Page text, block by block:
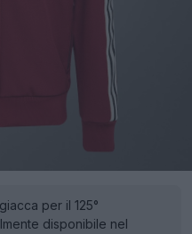
per il 125°
disponibile nel